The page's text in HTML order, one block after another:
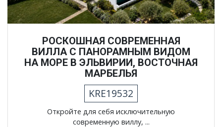
РОСКОШНАЯ СОВРЕМЕННАЯ
ВИЛЛА С ПАНОРАМНЫМ ВИДОМ
НА МОРЕ В ЭЛЬВИРИИ, ВОСТОЧНАЯ
МАРБЕЛЬЯ
KRE19532
Откройте для себя исключительную
современную виллу, ...